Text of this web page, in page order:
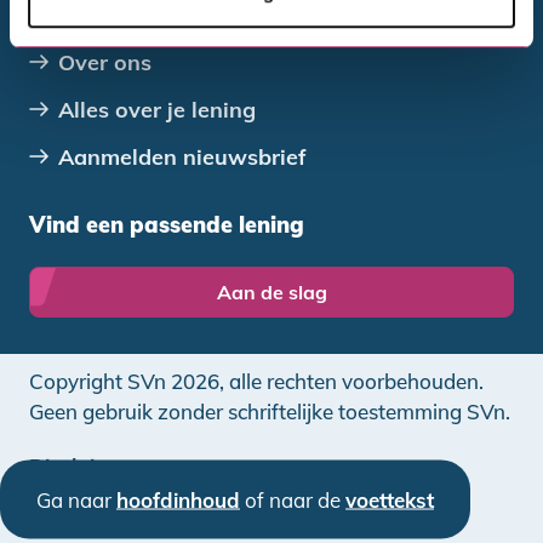
Over ons
Alles over je lening
Aanmelden nieuwsbrief
Vind een passende lening
Aan de slag
Copyright SVn 2026, alle rechten voorbehouden.
Geen gebruik zonder schriftelijke toestemming SVn.
Disclaimer
Ga naar hoofdinhoud of naar devoettekst